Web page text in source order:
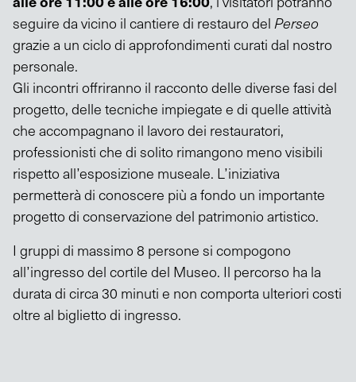
seguire da vicino il cantiere di restauro del Perseo
grazie a un ciclo di approfondimenti curati dal nostro
personale.
Gli incontri offriranno il racconto delle diverse fasi del
progetto, delle tecniche impiegate e di quelle attività
che accompagnano il lavoro dei restauratori,
professionisti che di solito rimangono meno visibili
rispetto all’esposizione museale. L’iniziativa
permetterà di conoscere più a fondo un importante
progetto di conservazione del patrimonio artistico.
I gruppi di massimo 8 persone si compogono
all’ingresso del cortile del Museo. Il percorso ha la
durata di circa 30 minuti e non comporta ulteriori costi
oltre al biglietto di ingresso.